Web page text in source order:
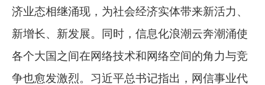
济业态相继涌现，为社会经济实体带来新活力、
新增长、新发展。同时，信息化浪潮云奔潮涌使
各个大国之间在网络技术和网络空间的角力与竞
争也愈发激烈。习近平总书记指出，网信事业代